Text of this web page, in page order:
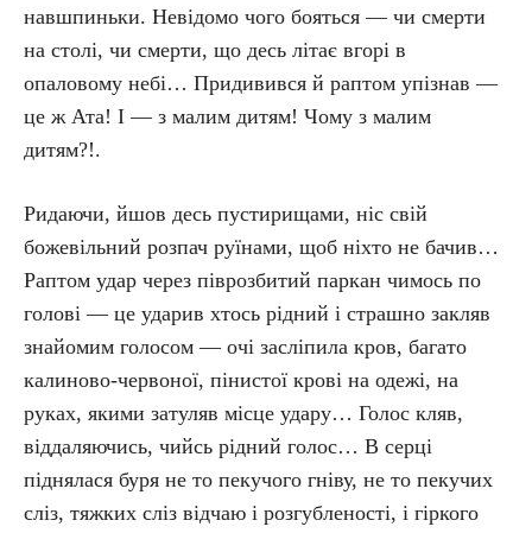
навшпиньки. Невідомо чого бояться — чи смерти
на столі, чи смерти, що десь літає вгорі в
опаловому небі… Придивився й раптом упізнав —
це ж Ата! І — з малим дитям! Чому з малим
дитям?!.
Ридаючи, йшов десь пустирищами, ніс свій
божевільний розпач руїнами, щоб ніхто не бачив…
Раптом удар через піврозбитий паркан чимось по
голові — це ударив хтось рідний і страшно закляв
знайомим голосом — очі засліпила кров, багато
калиново-червоної, пінистої крові на одежі, на
руках, якими затуляв місце удару… Голос кляв,
віддаляючись, чийсь рідний голос… В серці
піднялася буря не то пекучого гніву, не то пекучих
сліз, тяжких сліз відчаю і розгубленості, і гіркого